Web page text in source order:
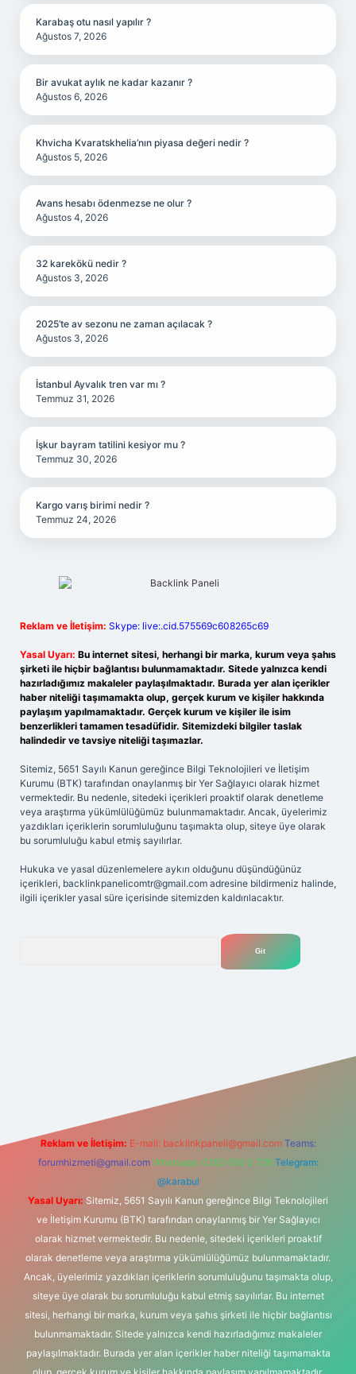
Karabaş otu nasıl yapılır ?
Ağustos 7, 2026
Bir avukat aylık ne kadar kazanır ?
Ağustos 6, 2026
Khvicha Kvaratskhelia’nın piyasa değeri nedir ?
Ağustos 5, 2026
Avans hesabı ödenmezse ne olur ?
Ağustos 4, 2026
32 karekökü nedir ?
Ağustos 3, 2026
2025’te av sezonu ne zaman açılacak ?
Ağustos 3, 2026
İstanbul Ayvalık tren var mı ?
Temmuz 31, 2026
İşkur bayram tatilini kesiyor mu ?
Temmuz 30, 2026
Kargo varış birimi nedir ?
Temmuz 24, 2026
Reklam ve İletişim: Skype: live:.cid.575569c608265c69
Yasal Uyarı: Bu internet sitesi, herhangi bir marka, kurum veya şahıs
şirketi ile hiçbir bağlantısı bulunmamaktadır. Sitede yalnızca kendi
hazırladığımız makaleler paylaşılmaktadır. Burada yer alan içerikler
haber niteliği taşımamakta olup, gerçek kurum ve kişiler hakkında
paylaşım yapılmamaktadır. Gerçek kurum ve kişiler ile isim
benzerlikleri tamamen tesadüfidir. Sitemizdeki bilgiler taslak
halindedir ve tavsiye niteliği taşımazlar.
Sitemiz, 5651 Sayılı Kanun gereğince Bilgi Teknolojileri ve İletişim
Kurumu (BTK) tarafından onaylanmış bir Yer Sağlayıcı olarak hizmet
vermektedir. Bu nedenle, sitedeki içerikleri proaktif olarak denetleme
veya araştırma yükümlülüğümüz bulunmamaktadır. Ancak, üyelerimiz
yazdıkları içeriklerin sorumluluğunu taşımakta olup, siteye üye olarak
bu sorumluluğu kabul etmiş sayılırlar.
Hukuka ve yasal düzenlemelere aykırı olduğunu düşündüğünüz
içerikleri, backlinkpanelicomtr@gmail.com adresine bildirmeniz halinde,
ilgili içerikler yasal süre içerisinde sitemizden kaldırılacaktır.
Reklam ve İletişim: E-mail: backlinkpaneli@gmail.com Teams:
forumhizmeti@gmail.com Whatsapp: 0262 606 0 726 Telegram:
@karabul
Yasal Uyarı: Sitemiz, 5651 Sayılı Kanun gereğince Bilgi Teknolojileri
ve İletişim Kurumu (BTK) tarafından onaylanmış bir Yer Sağlayıcı
olarak hizmet vermektedir. Bu nedenle, sitedeki içerikleri proaktif
olarak denetleme veya araştırma yükümlülüğümüz bulunmamaktadır.
Ancak, üyelerimiz yazdıkları içeriklerin sorumluluğunu taşımakta olup,
siteye üye olarak bu sorumluluğu kabul etmiş sayılırlar. Bu internet
sitesi, herhangi bir marka, kurum veya şahıs şirketi ile hiçbir bağlantısı
bulunmamaktadır. Sitede yalnızca kendi hazırladığımız makaleler
paylaşılmaktadır. Burada yer alan içerikler haber niteliği taşımamakta